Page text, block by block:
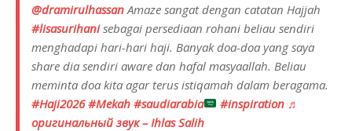
@dramirulhassan Amaze sangat dengan catatan Hajjah
#lisasurihanisebagai persediaan rohani beliau sendiri
menghadapi hari-hari haji. Banyak doa-doa yang saya
share dia sendiri aware dan hafal masyaallah. Beliau
meminta doa kita agar terus istiqamah dalam beragama.
#Haji2026 #Mekah #saudiarabia #inspiration ♬
оригинальный звук – Ihlas Salih